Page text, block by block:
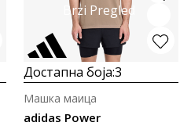
Brzi Pregled
Достапна боја:3
adidas Power
Машка маица